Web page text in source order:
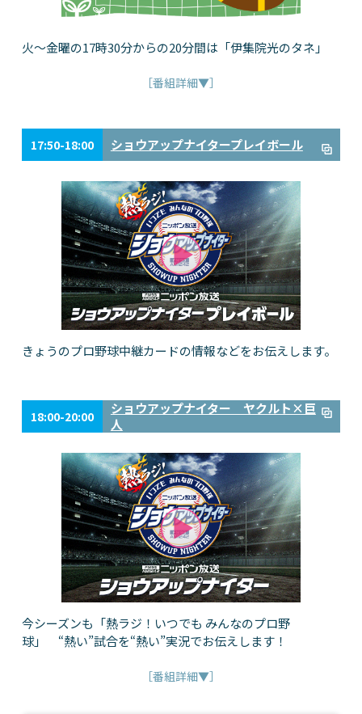
火～金曜の17時30分からの20分間は「伊集院光のタネ」
［番組詳細▼］
17:50-18:00 ショウアップナイタープレイボール
きょうのプロ野球中継カードの情報などをお伝えします。
18:00-20:00
ショウアップナイター ヤクルト×巨
人
今シーズンも「熱ラジ！いつでも みんなのプロ野
球」 “熱い”試合を“熱い”実況でお伝えします！
［番組詳細▼］